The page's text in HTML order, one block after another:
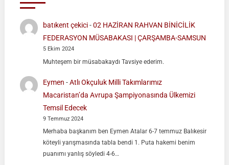
batıkent çekici-02 HAZİRAN RAHVAN BİNİCİLİK
FEDERASYON MÜSABAKASI | ÇARŞAMBA-SAMSUN
5 Ekim 2024
Muhteşem bir müsabakaydı Tavsiye ederim.
Eymen -Atlı Okçuluk Milli Takımlarımız
Macaristan’da Avrupa Şampiyonasında Ülkemizi
Temsil Edecek
9 Temmuz 2024
Merhaba başkanım ben Eymen Atalar 6-7 temmuz Balıkesir
köteyli yarışmasında tabla bendi 1. Puta hakemi benim
puanımı yanlış söyledi 4-6…